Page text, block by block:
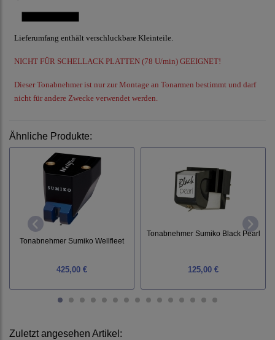
Lieferumfang enthält verschluckbare Kleinteile.
NICHT FÜR SCHELLACK PLATTEN (78 U/min) GEEIGNET!
Dieser Tonabnehmer ist nur zur Montage an Tonarmen bestimmt und darf
nicht für andere Zwecke verwendet werden.
Ähnliche Produkte:
Tonabnehmer Sumiko Wellfleet
425,00 €
Tonabnehmer Sumiko Black Pearl
125,00 €
Zuletzt angesehen Artikel: